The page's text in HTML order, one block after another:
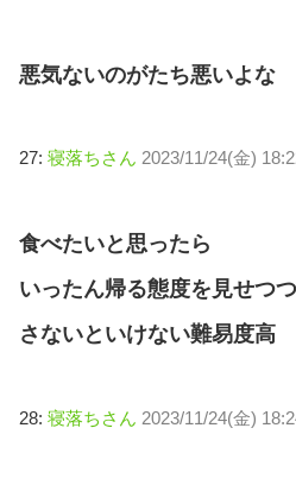
悪気ないのがたち悪いよな
27: 寝落ちさん 2023/11/24(金)
食べたいと思ったら
いったん帰る態度を見せつ
さないといけない難易度高
28: 寝落ちさん 2023/11/24(金)